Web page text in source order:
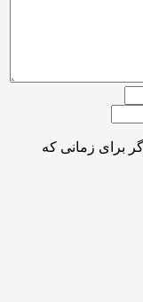
برای زمانی که